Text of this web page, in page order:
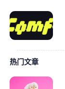
热门文章